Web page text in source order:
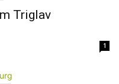
Triglav
1